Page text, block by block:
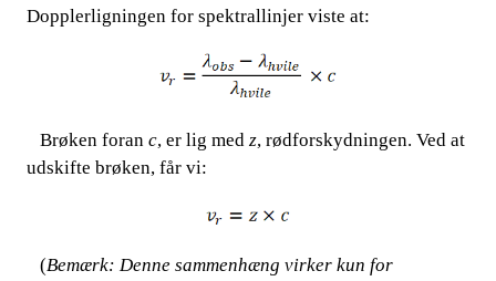
Dopplerligningen for spektrallinjer viste at:
​​ ​​​​ Brøken foran​​ c, er lig med​​ z, rødforskydningen. Ved at
udskifte brøken, får vi:
​​ ​​​​ (Bemærk: Denne sammenhæng virker kun for